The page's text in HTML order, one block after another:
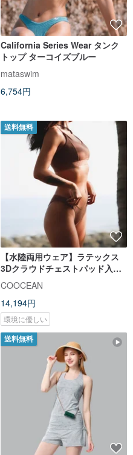
California Series Wear タンク
トップ ターコイズブルー
mataswim
6,754円
送料無料
【水陸両用ウェア】ラテックス
3Dクラウドチェストパッド入り
細肩スポーツ水着 ウォルナット
ブラウン
COOCEAN
14,194円
環境に優しい
送料無料